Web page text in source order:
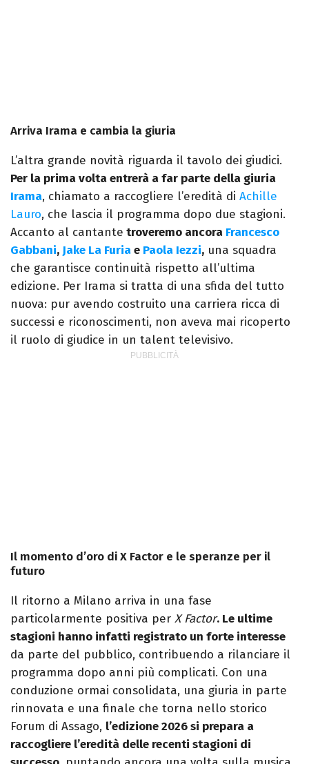
Arriva Irama e cambia la giuria
L’altra grande novità riguarda il tavolo dei giudici.
Per la prima volta entrerà a far parte della giuria
Irama, chiamato a raccogliere l’eredità di Achille
Lauro, che lascia il programma dopo due stagioni.
Accanto al cantante troveremo ancora Francesco
Gabbani, Jake La Furiae Paola Iezzi, una squadra
che garantisce continuità rispetto all’ultima
edizione. Per Irama si tratta di una sfida del tutto
nuova: pur avendo costruito una carriera ricca di
successi e riconoscimenti, non aveva mai ricoperto
il ruolo di giudice in un talent televisivo.
Il momento d’oro di X Factor e le speranze per il
futuro
Il ritorno a Milano arriva in una fase
particolarmente positiva per X Factor. Le ultime
stagioni hanno infatti registrato un forte interesse
da parte del pubblico, contribuendo a rilanciare il
programma dopo anni più complicati. Con una
conduzione ormai consolidata, una giuria in parte
rinnovata e una finale che torna nello storico
Forum di Assago, l’edizione 2026 si prepara a
raccogliere l’eredità delle recenti stagioni di